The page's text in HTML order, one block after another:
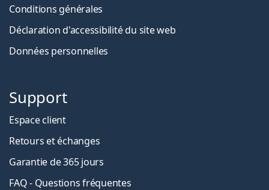
Conditions générales
Déclaration d'accessibilité du site web
Données personnelles
Support
Espace client
Retours et échanges
Garantie de 365 jours
FAQ - Questions fréquentes